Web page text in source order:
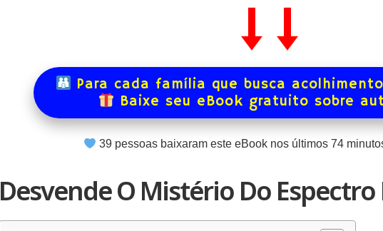
Para cada família que busca
Baixe seu eBook gratuito sobre
39pessoas baixaram este eBook nos últimos 74
Desvende O Mistério Do